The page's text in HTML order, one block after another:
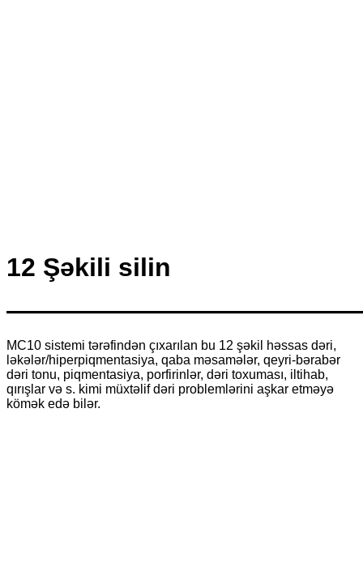
12 Şəkili silin
MC10 sistemi tərəfindən çıxarılan bu 12 şəkil həssas dəri,
ləkələr/hiperpiqmentasiya, qaba məsamələr, qeyri-bərabər
dəri tonu, piqmentasiya, porfirinlər, dəri toxuması, iltihab,
qırışlar və s. kimi müxtəlif dəri problemlərini aşkar etməyə
kömək edə bilər.